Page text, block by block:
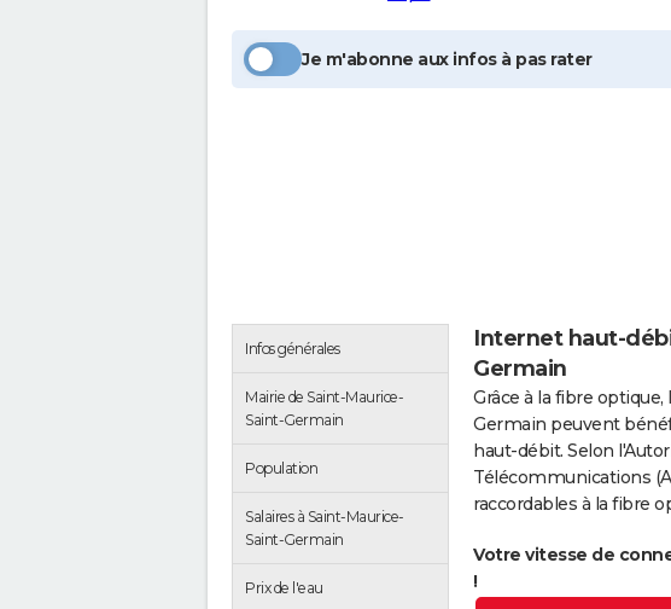
Je m'abonne aux infos à pas rater
Infos générales
Mairie de Saint-Maurice-
Saint-Germain
Population
Salaires à Saint-Maurice-
Saint-Germain
Prix de l'eau
Internet haut-
Germain
Grâce à la fibre
Germain peuvent
haut-débit. Selon
Télécommunications
raccordables à la fibre
Votre vitesse de
!